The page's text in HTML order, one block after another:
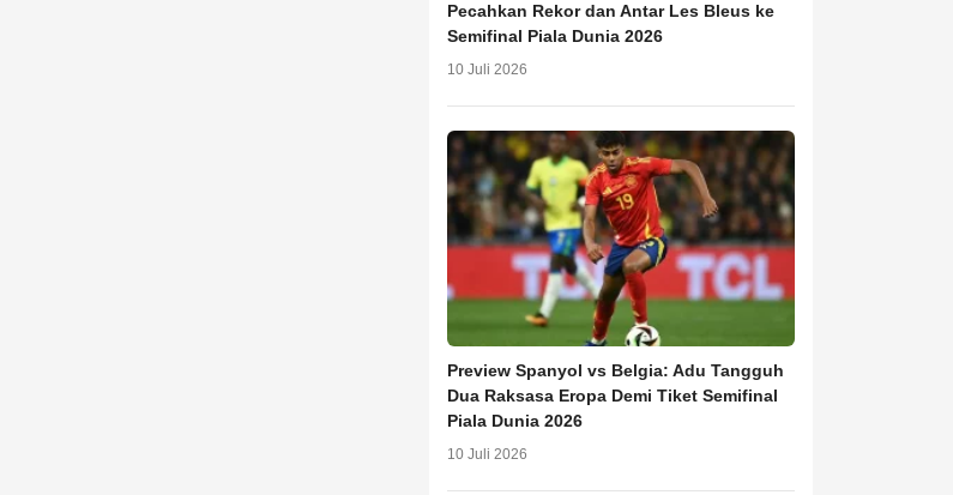
Pecahkan Rekor dan Antar Les Bleus ke
Semifinal Piala Dunia 2026
10 Juli 2026
Preview Spanyol vs Belgia: Adu Tangguh
Dua Raksasa Eropa Demi Tiket Semifinal
Piala Dunia 2026
10 Juli 2026